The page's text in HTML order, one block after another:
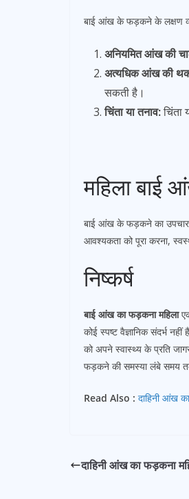
बाई आंख के फड़कने के लक्षण
अनियमित आंख की
अत्यधिक आंख की
सकती है।
चिंता या तनाव:
महिला
बाई आंख के फड़कने का उपचार
आवश्यकता को पूरा करना,
निष्कर्ष
बाई आंख का फड़कना महिला
कोई स्पष्ट वैज्ञानिक संदर्भ
को अपने स्वास्थ्य के प्रति
फड़कने की समस्या लंबे समय तक
Read Also : दाहिनी आंख
दाहिनी आंख का फड़कना